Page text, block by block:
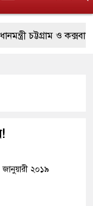
চট্টগ্রাম ও কক্সবাজারে
রহমান
আন্দোলনে
২০১৯